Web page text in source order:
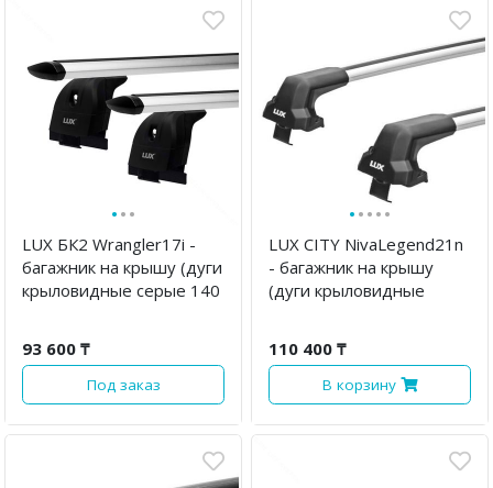
···
LUX БК2 Wrangler17i -
багажник на крышу (дуги
крыловидные серые 140
93 600 ₸
Под заказ
·····
LUX CITY NivaLegend21n
- багажник на крышу
(дуги крыловидные
110 400 ₸
В корзину